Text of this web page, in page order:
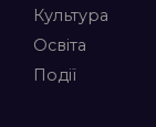
Культура
Освіта
Події